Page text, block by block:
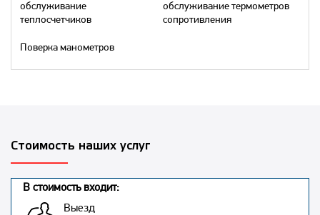
обслуживание
теплосчетчиков
обслуживание термометров
сопротивления
Поверка манометров
Стоимость наших услуг
В стоимость входит:
Выезд